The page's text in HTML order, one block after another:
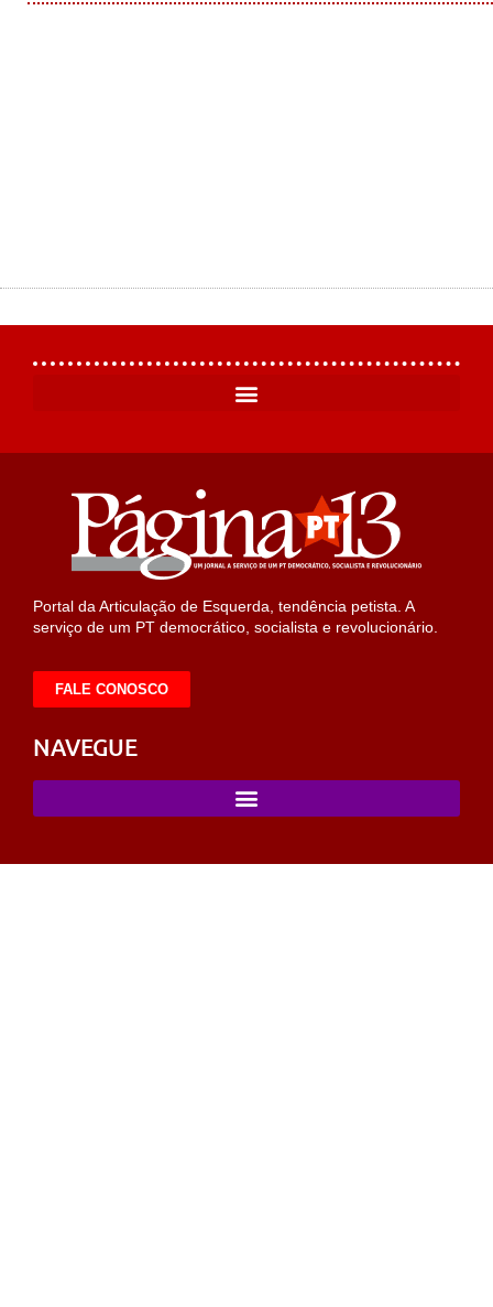
Portal da Articulação de Esquerda, tendência petista. A
serviço de um PT democrático, socialista e revolucionário.
FALE CONOSCO
NAVEGUE